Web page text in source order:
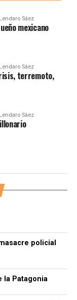
Sáez
mexicano
Sáez
terremoto,
Sáez
policial
la Patagonia